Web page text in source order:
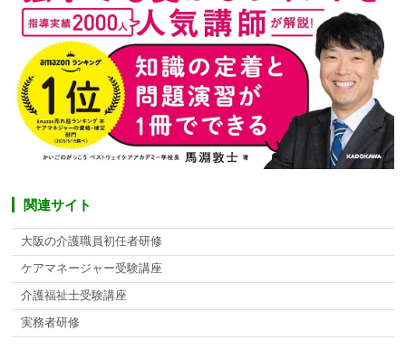
関連サイト
大阪の介護職員初任者研修
ケアマネージャー受験講座
介護福祉士受験講座
実務者研修